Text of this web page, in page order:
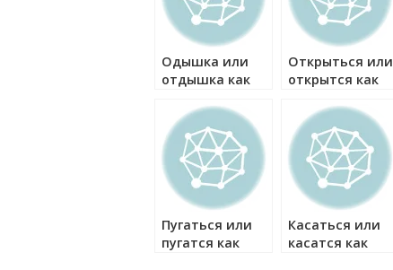
Одышка или
отдышка как
Открыться или
открытся как
Пугаться или
пугатся как
Касаться или
касатся как